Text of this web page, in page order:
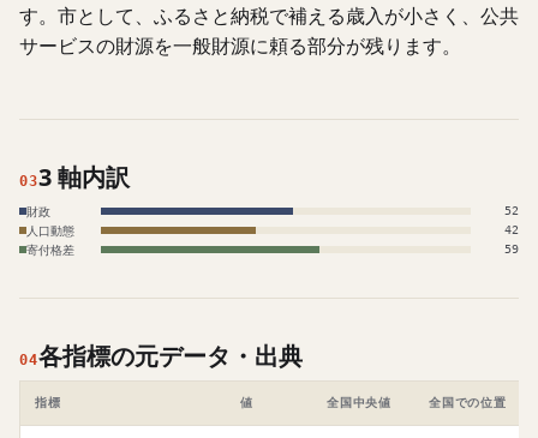
す。市として、ふるさと納税で補える歳入が小さく、公共
サービスの財源を一般財源に頼る部分が残ります。
033 軸内訳
財政 52
人口動態 42
寄付格差 59
04各指標の元データ・出典
指標 値 全国中央値 全国での位置